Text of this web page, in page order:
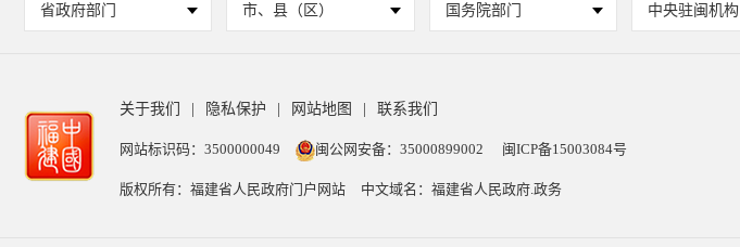
省政府部门 市、县（区） 国务院部门 中央驻闽机构
关于我们 隐私保护 网站地图 联系我们
网站标识码：3500000049 闽公网安备：35000899002 闽ICP备15003084号
版权所有：福建省人民政府门户网站 中文域名：福建省人民政府.政务